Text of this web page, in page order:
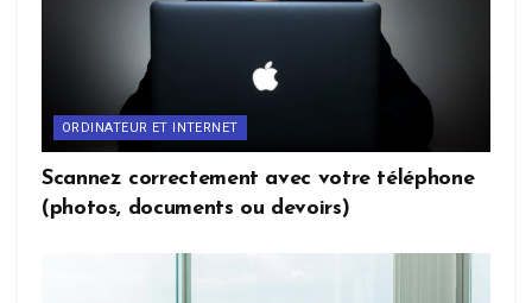
ORDINATEUR ET INTERNET
Scannez correctement avec votre téléphone
(photos, documents ou devoirs)